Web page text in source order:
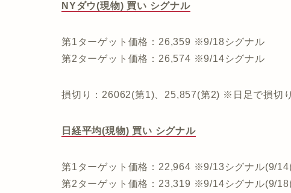
NYダウ(現物) 買い シグナル
第1ターゲット価格：26,359 ※9/18シグナル
第2ターゲット価格：26,574 ※9/14シグナル
損切り：26062(第1)、25,857(第2) ※日足で損切
日経平均(現物) 買い シグナル
第1ターゲット価格：22,964 ※9/13シグナル(9/14
第2ターゲット価格：23,319 ※9/14シグナル(9/18